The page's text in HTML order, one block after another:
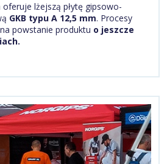
oferuje lżejszą płytę gipsowo-
GKB typu A 12,5 mm. Procesy
powstanie produktu o jeszcze